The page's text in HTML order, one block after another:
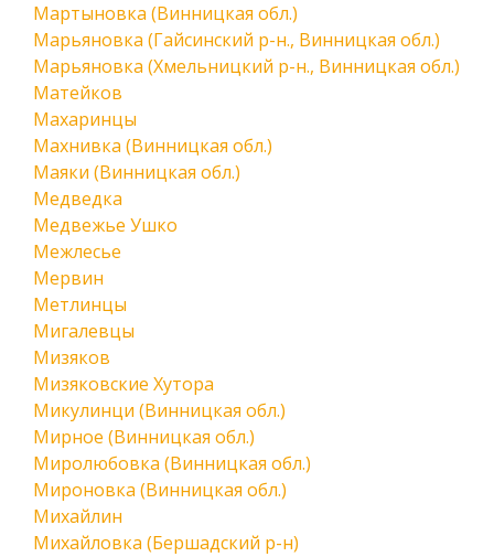
Мартыновка (Винницкая обл.)
Марьяновка (Гайсинский р-н., Винницкая обл.)
Марьяновка (Хмельницкий р-н., Винницкая обл.)
Матейков
Махаринцы
Махнивка (Винницкая обл.)
Маяки (Винницкая обл.)
Медведка
Медвежье Ушко
Межлесье
Мервин
Метлинцы
Мигалевцы
Мизяков
Мизяковские Хутора
Микулинци (Винницкая обл.)
Мирное (Винницкая обл.)
Миролюбовка (Винницкая обл.)
Мироновка (Винницкая обл.)
Михайлин
Михайловка (Бершадский р-н)